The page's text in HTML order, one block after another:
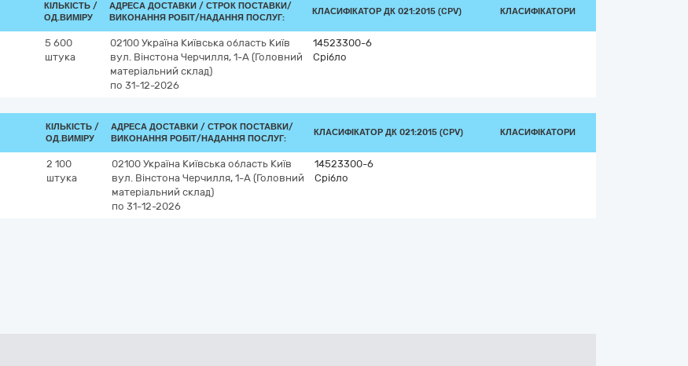
КІЛЬКІСТЬ /
ОД.ВИМІРУ
АДРЕСА ДОСТАВКИ / СТРОК ПОСТАВКИ/
ВИКОНАННЯ РОБІТ/НАДАННЯ ПОСЛУГ:
КЛАСИФІКАТОР ДК 021:2015 (CPV) КЛАСИФІКАТОРИ
5 600
штука
02100 Україна Київська область Київ
вул. Вінстона Черчилля, 1-А (Головний
матеріальний склад)
по 31-12-2026
14523300-6
Срібло
КІЛЬКІСТЬ /
ОД.ВИМІРУ
АДРЕСА ДОСТАВКИ / СТРОК ПОСТАВКИ/
ВИКОНАННЯ РОБІТ/НАДАННЯ ПОСЛУГ:
КЛАСИФІКАТОР ДК 021:2015 (CPV) КЛАСИФІКАТОРИ
2 100
штука
02100 Україна Київська область Київ
вул. Вінстона Черчилля, 1-А (Головний
матеріальний склад)
по 31-12-2026
14523300-6
Срібло